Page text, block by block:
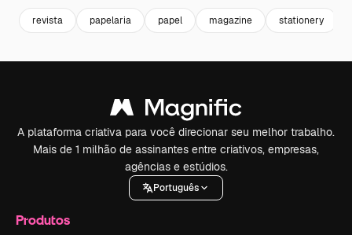
revista papelaria papel magazine stationery
A plataforma criativa para você direcionar seu melhor trabalho.
Mais de 1 milhão de assinantes entre criativos, empresas,
agências e estúdios.
Português
Produtos